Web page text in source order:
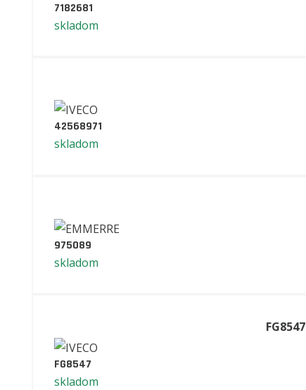
7182681
skladom
42568971
skladom
975089
skladom
FG8547
FG8547
skladom